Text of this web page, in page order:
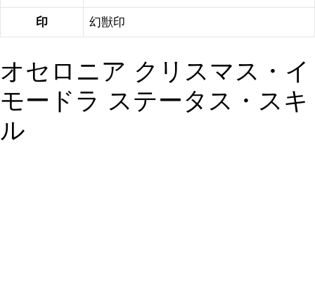
印 幻獣印
オセロニア クリスマス・イ
モードラ ステータス・スキ
ル